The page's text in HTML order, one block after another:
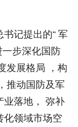
记提出的“ 军
步深化国防
发展格局 ，构
推动国防及军
业落地， 弥补
化领域市场空